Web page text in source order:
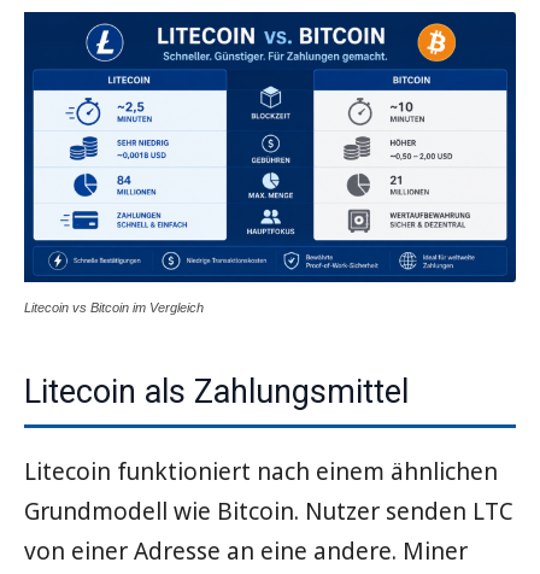
Litecoin vs Bitcoin im Vergleich
Litecoin als Zahlungsmittel
Litecoin funktioniert nach einem ähnlichen
Grundmodell wie Bitcoin. Nutzer senden LTC
von einer Adresse an eine andere. Miner